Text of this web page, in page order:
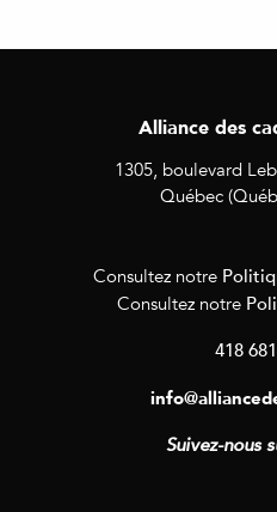
Alliance des
1305, boulevard
Québec
Consultez notre
Consultez notre
418
Suivez-nous